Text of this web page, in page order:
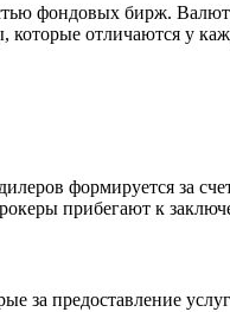
фондовых бирж.
которые отличаются у
формируется за
прибегают к
за предоставление